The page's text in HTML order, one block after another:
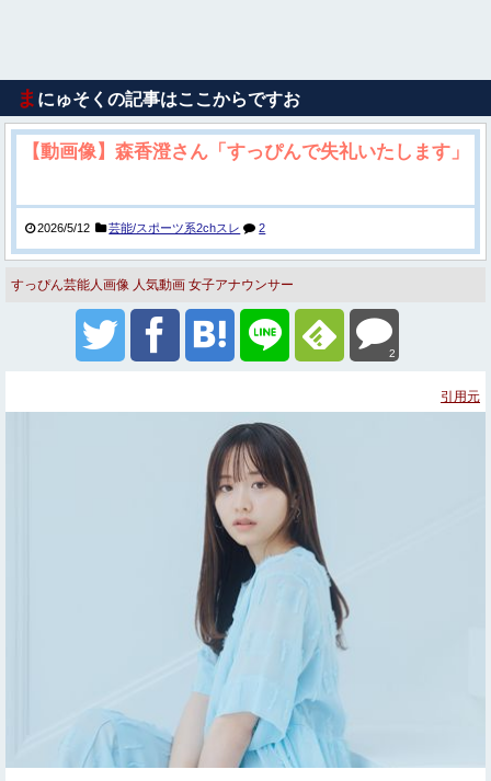
ま にゅそくの記事はここからですお
【動画像】森香澄さん「すっぴんで失礼いたします」
2026/5/12 芸能/スポーツ系2chスレ 2
すっぴん芸能人画像 人気動画 女子アナウンサー
2
引用元